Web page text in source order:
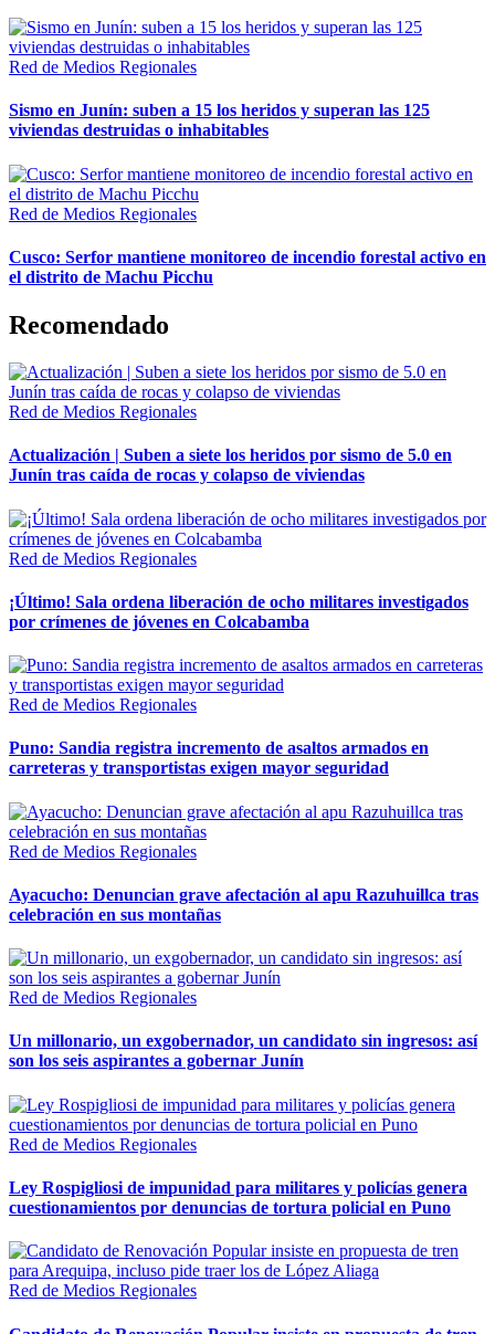
Red de Medios Regionales
Sismo en Junín: suben a 15 los heridos y superan las 125
viviendas destruidas o inhabitables
Red de Medios Regionales
Cusco: Serfor mantiene monitoreo de incendio forestal activo en
el distrito de Machu Picchu
Recomendado
Red de Medios Regionales
Actualización | Suben a siete los heridos por sismo de 5.0 en
Junín tras caída de rocas y colapso de viviendas
Red de Medios Regionales
¡Último! Sala ordena liberación de ocho militares investigados
por crímenes de jóvenes en Colcabamba
Red de Medios Regionales
Puno: Sandia registra incremento de asaltos armados en
carreteras y transportistas exigen mayor seguridad
Red de Medios Regionales
Ayacucho: Denuncian grave afectación al apu Razuhuillca tras
celebración en sus montañas
Red de Medios Regionales
Un millonario, un exgobernador, un candidato sin ingresos: así
son los seis aspirantes a gobernar Junín
Red de Medios Regionales
Ley Rospigliosi de impunidad para militares y policías genera
cuestionamientos por denuncias de tortura policial en Puno
Red de Medios Regionales